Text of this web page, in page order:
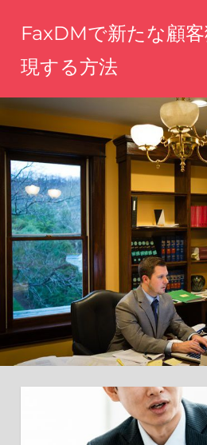
ツ
へ
ス
キ
ッ
プ
FaxDMで新たな顧
現する方法
軽
に
力
を
伝
え、
理
想
の
顧
客
に
届
く
新
し